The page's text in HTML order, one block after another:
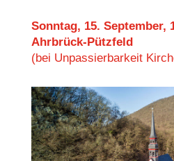
Sonntag, 15. September,
Ahrbrück-Pützfeld
(bei Unpassierbarkeit